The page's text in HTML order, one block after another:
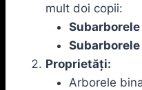
mult doi copii:
Proprietăți:
Arborele